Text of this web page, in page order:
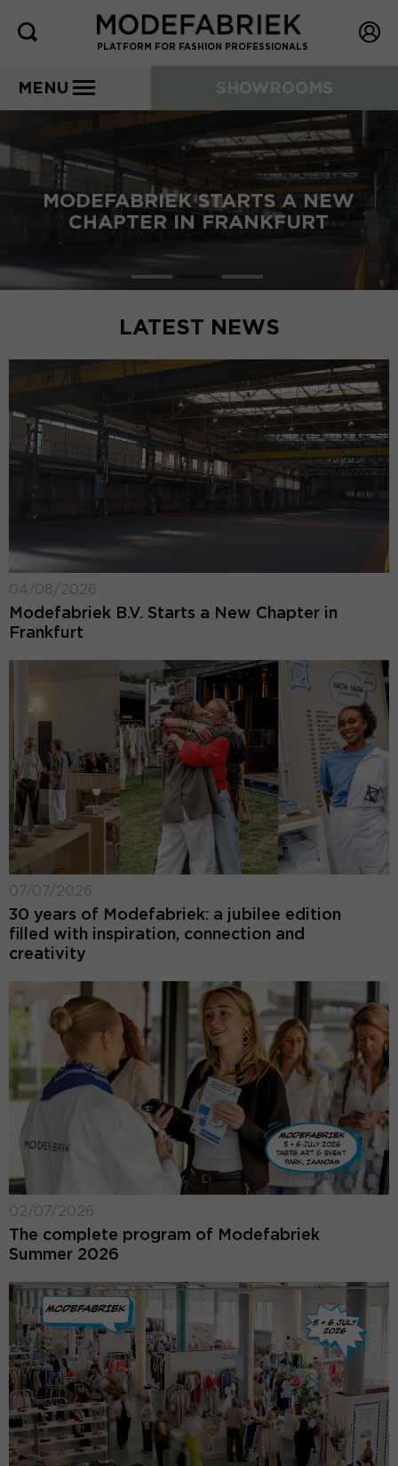
PLATFORM FOR FASHION PROFESSIONALS
MENU SHOWROOMS
MODEFABRIEK STARTS A NEW
CHAPTER IN FRANKFURT
LATEST NEWS
04/08/2026
Modefabriek B.V. Starts a New Chapter in
Frankfurt
07/07/2026
30 years of Modefabriek: a jubilee edition
filled with inspiration, connection and
creativity
02/07/2026
The complete program of Modefabriek
Summer 2026